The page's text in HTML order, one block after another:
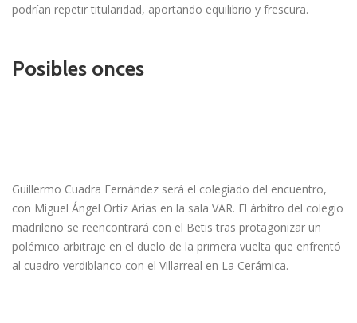
podrían repetir titularidad, aportando equilibrio y frescura.
Posibles onces
Guillermo Cuadra Fernández será el colegiado del encuentro,
con Miguel Ángel Ortiz Arias en la sala VAR. El árbitro del colegio
madrileño se reencontrará con el Betis tras protagonizar un
polémico arbitraje en el duelo de la primera vuelta que enfrentó
al cuadro verdiblanco con el Villarreal en La Cerámica.